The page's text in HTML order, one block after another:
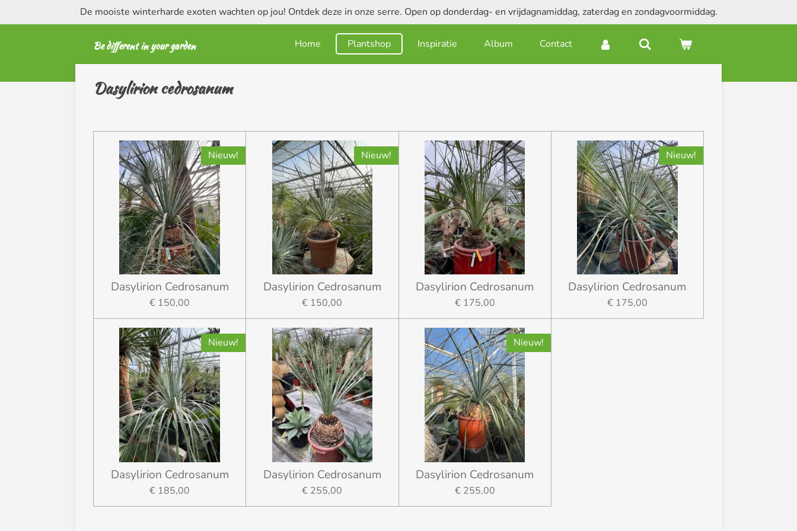
direct
De mooiste winterharde exoten wachten op jou! Ontdek deze in onze serre. Open op donderdag- en vrijdagnamiddag, zaterdag en zondagvoormiddag.
Be different in your garden Home Plantshop Inspiratie Album Contact
Dasylirion cedrosanum
Nieuw!
Dasylirion Cedrosanum
€ 150,00
Nieuw!
Dasylirion Cedrosanum
€ 150,00
Dasylirion Cedrosanum
€ 175,00
Nieuw!
Dasylirion Cedrosanum
€ 175,00
Nieuw!
Dasylirion Cedrosanum
€ 185,00
Dasylirion Cedrosanum
€ 255,00
Nieuw!
Dasylirion Cedrosanum
€ 255,00